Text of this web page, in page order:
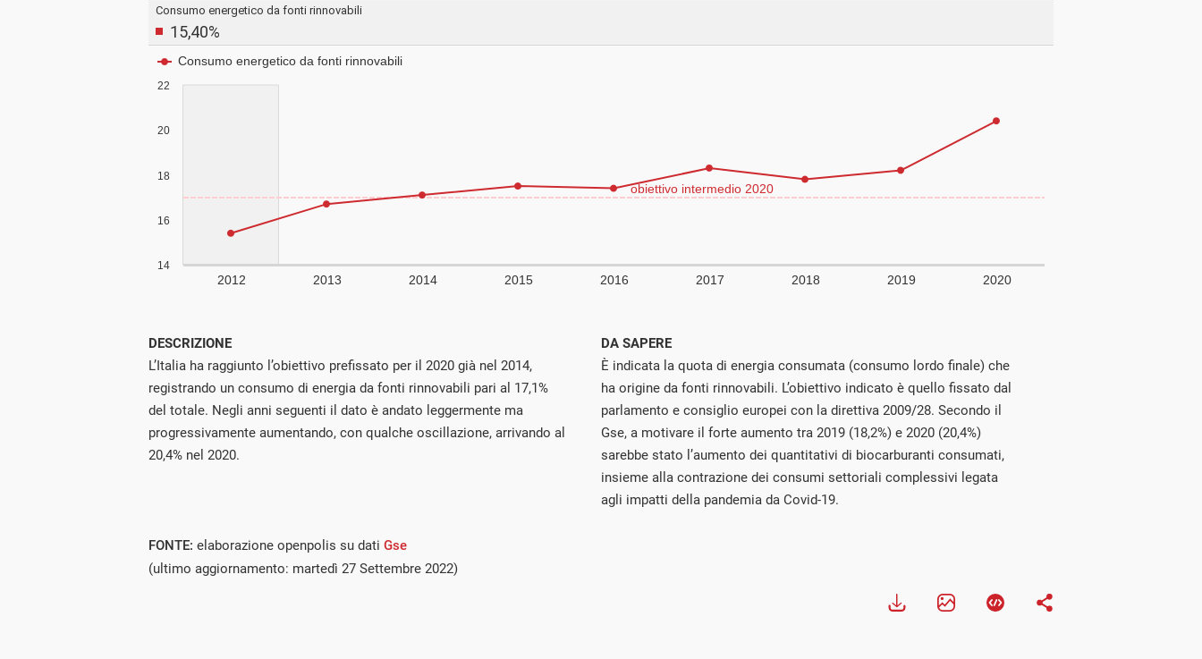
DESCRIZIONE
L’Italia ha raggiunto l’obiettivo prefissato per il 2020 già nel 2014,
registrando un consumo di energia da fonti rinnovabili pari al 17,1%
del totale. Negli anni seguenti il dato è andato leggermente ma
progressivamente aumentando, con qualche oscillazione, arrivando al
20,4% nel 2020.
DA SAPERE
È indicata la quota di energia consumata (consumo lordo finale) che
ha origine da fonti rinnovabili. L’obiettivo indicato è quello fissato dal
parlamento e consiglio europei con la direttiva 2009/28. Secondo il
Gse, a motivare il forte aumento tra 2019 (18,2%) e 2020 (20,4%)
sarebbe stato l’aumento dei quantitativi di biocarburanti consumati,
insieme alla contrazione dei consumi settoriali complessivi legata
agli impatti della pandemia da Covid-19.
FONTE: elaborazione openpolis su dati Gse
(ultimo aggiornamento: martedì 27 Settembre 2022)